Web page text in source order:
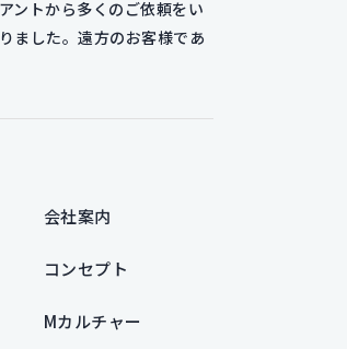
ントから多くのご依頼をい
ました。遠方のお客様であ
会社案内
コンセプト
Mカルチャー